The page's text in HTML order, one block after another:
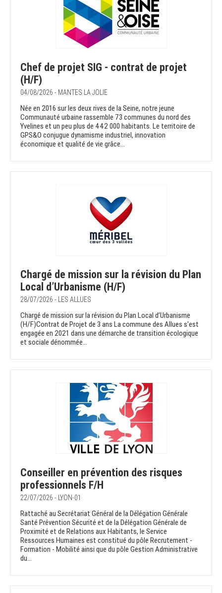
Chef de projet SIG - contrat de projet
(H/F)
04/08/2026 - MANTES LA JOLIE
Née en 2016 sur les deux rives de la Seine, notre jeune
Communauté urbaine rassemble 73 communes du nord des
Yvelines et un peu plus de 442 000 habitants. Le territoire de
GPS&O conjugue dynamisme industriel, innovation
économique et qualité de vie grâce...
Chargé de mission sur la révision du Plan
Local d’Urbanisme (H/F)
28/07/2026 - LES ALLUES
Chargé de mission sur la révision du Plan Local d’Urbanisme
(H/F)Contrat de Projet de 3 ans La commune des Allues s'est
engagée en 2021 dans une démarche de transition écologique
et sociale dénommée...
Conseiller en prévention des risques
professionnels F/H
22/07/2026 - LYON-01
Rattaché au Secrétariat Général de la Délégation Générale
Santé Prévention Sécurité et de la Délégation Générale de
Proximité et de Relations aux Habitants, le Service
Ressources Humaines est constitué du pôle Recrutement -
Formation - Mobilité ainsi que du pôle Gestion Administrative
du...